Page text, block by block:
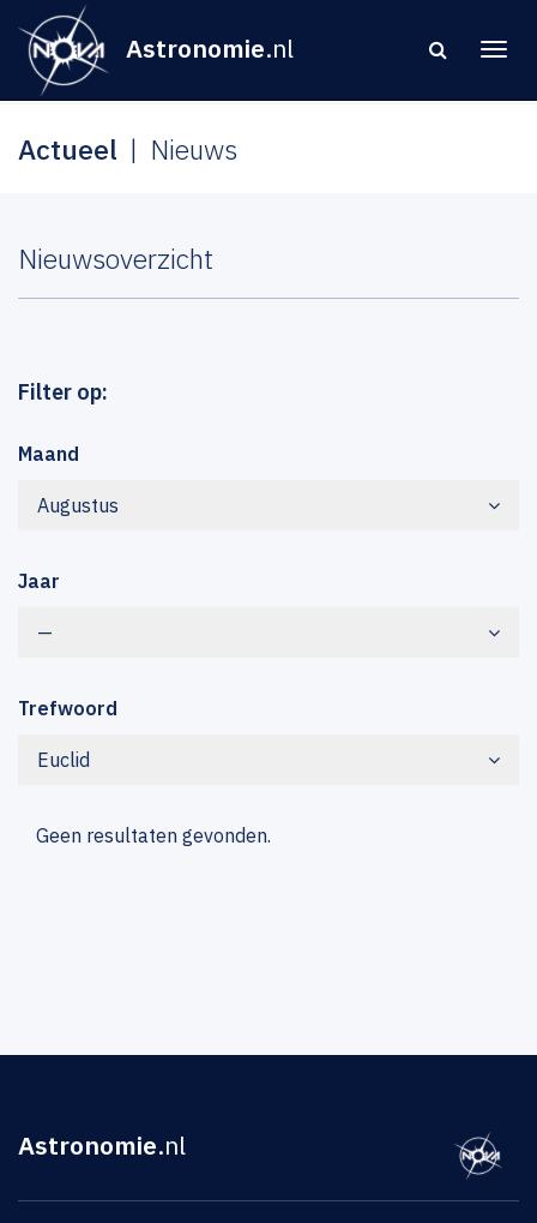
Astronomie.nl
Actueel Nieuws
Nieuwsoverzicht
Filter op:
Maand
Augustus
Jaar
—
Trefwoord
Euclid
Geen resultaten gevonden.
Astronomie.nl